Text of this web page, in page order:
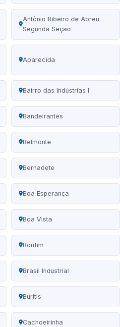
Antônio Ribeiro de Abreu
Segunda Seção
Aparecida
Bairro das Indústrias I
Bandeirantes
Belmonte
Bernadete
Boa Esperança
Boa Vista
Bonfim
Brasil Industrial
Buritis
Cachoeirinha